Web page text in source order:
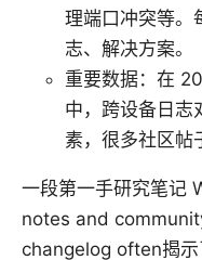
理端口冲突等。
志、解决方案。
重要数据：在
中，跨设备日志
素，很多社区帖
一段第一手研究笔记
notes and
changelog often揭示